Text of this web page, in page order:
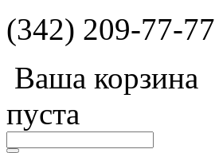
(342) 209-77-77
Ваша корзина
пуста